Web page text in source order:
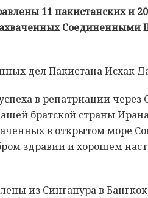
11 пакистанских и
Соединенными
дел Пакистана Исхак
в репатриации через
братской страны
в открытом море
здравии и хорошем
из Сингапура в